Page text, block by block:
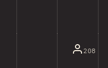
208